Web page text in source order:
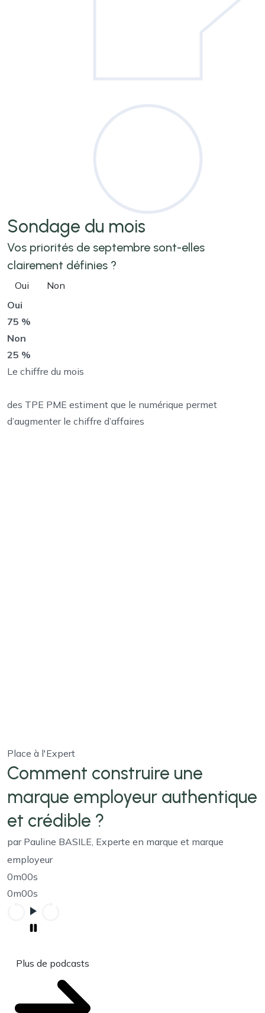
Sondage du mois
Vos priorités de septembre sont-elles
clairement définies ?
Oui
Non
Oui
75 %
Non
25 %
Le chiffre du mois
des TPE PME estiment que le numérique permet
d’augmenter le chiffre d’affaires
Place à l'Expert
Comment construire une
marque employeur authentique
et crédible ?
par Pauline BASILE, Experte en marque et marque
employeur
0m00s
0m00s
Plus de podcasts